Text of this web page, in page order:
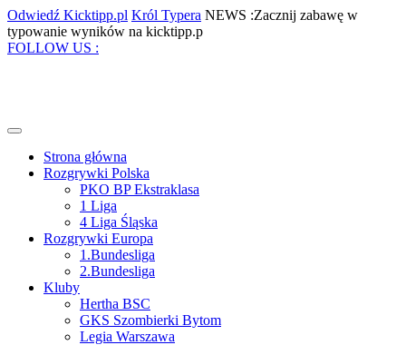
Skip
to
content
Odwiedź Kicktipp.pl Odwiedź
Kicktipp.pl
Król Typera Król
Typera
NEWS :Zacznij zabawę w
typowanie wyników na kicktipp.pZacznij
FOLLOW US :
Open
Strona główna
Rozgrywki Polska
PKO BP Ekstraklasa
1 Liga
4 Liga Śląska
Rozgrywki Europa
1.Bundesliga
2.Bundesliga
Kluby
Hertha BSC
GKS Szombierki Bytom
Legia Warszawa